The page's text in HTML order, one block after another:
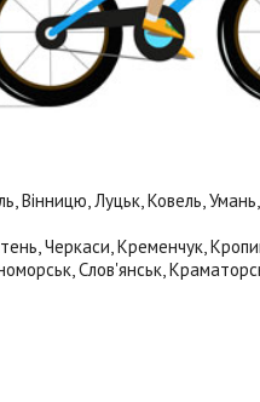
Луцьк, Ковель, Умань,
Черкаси, Кременчук,
Слов'янськ,